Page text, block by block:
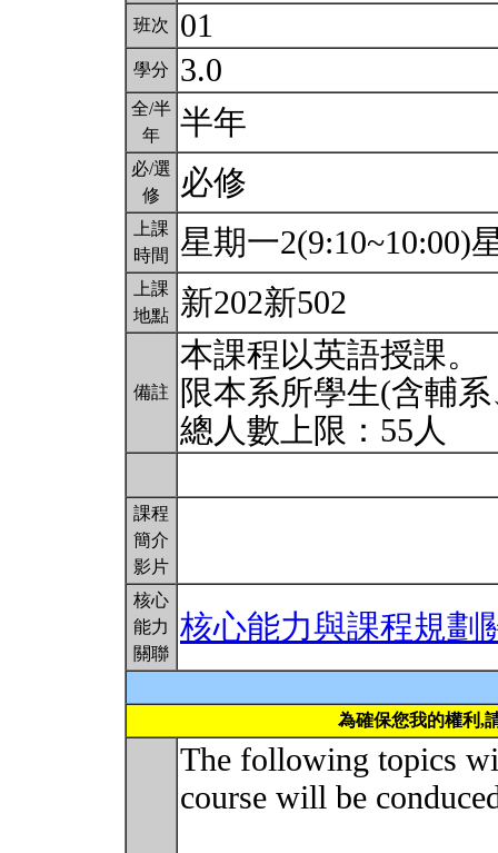
班次 01
學分 3.0
全/半
年
半年
必/選
修
必修
上課
時間
星期一2(9:10~10:00)
上課
地點
新202新502
備註
本課程以英語授課。
限本系所學生(含輔
總人數上限：55人
課程
簡介
影片
核心
能力
關聯
核心能力與課程規劃
為確保您我的權利,
The following topics
course will be